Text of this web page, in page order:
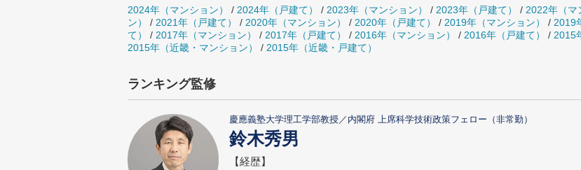
2024年（マンション） / 2024年（戸建て） / 2023年（マンション） / 2023年（戸建て） / 2022年（マ
ン）
/ 2021年（戸建て） / 2020年（マンション） / 2020年（戸建て） / 2019年（マンション） / 2019
て）
/ 2017年（マンション） / 2017年（戸建て） / 2016年（マンション） / 2016年（戸建て） / 2015
2015年（近畿・マンション）
/ 2015年（近畿・戸建て）
ランキング監修
慶應義塾大学理工学部教授／内閣府 上席科学技術政策フェロー（非常勤）
鈴木秀男
【経歴】